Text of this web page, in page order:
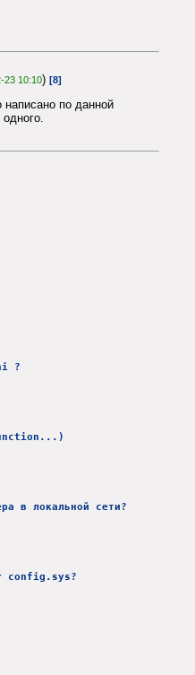
23 10:10) [8]
написано по данной
?
в локальной сети?
config.sys?